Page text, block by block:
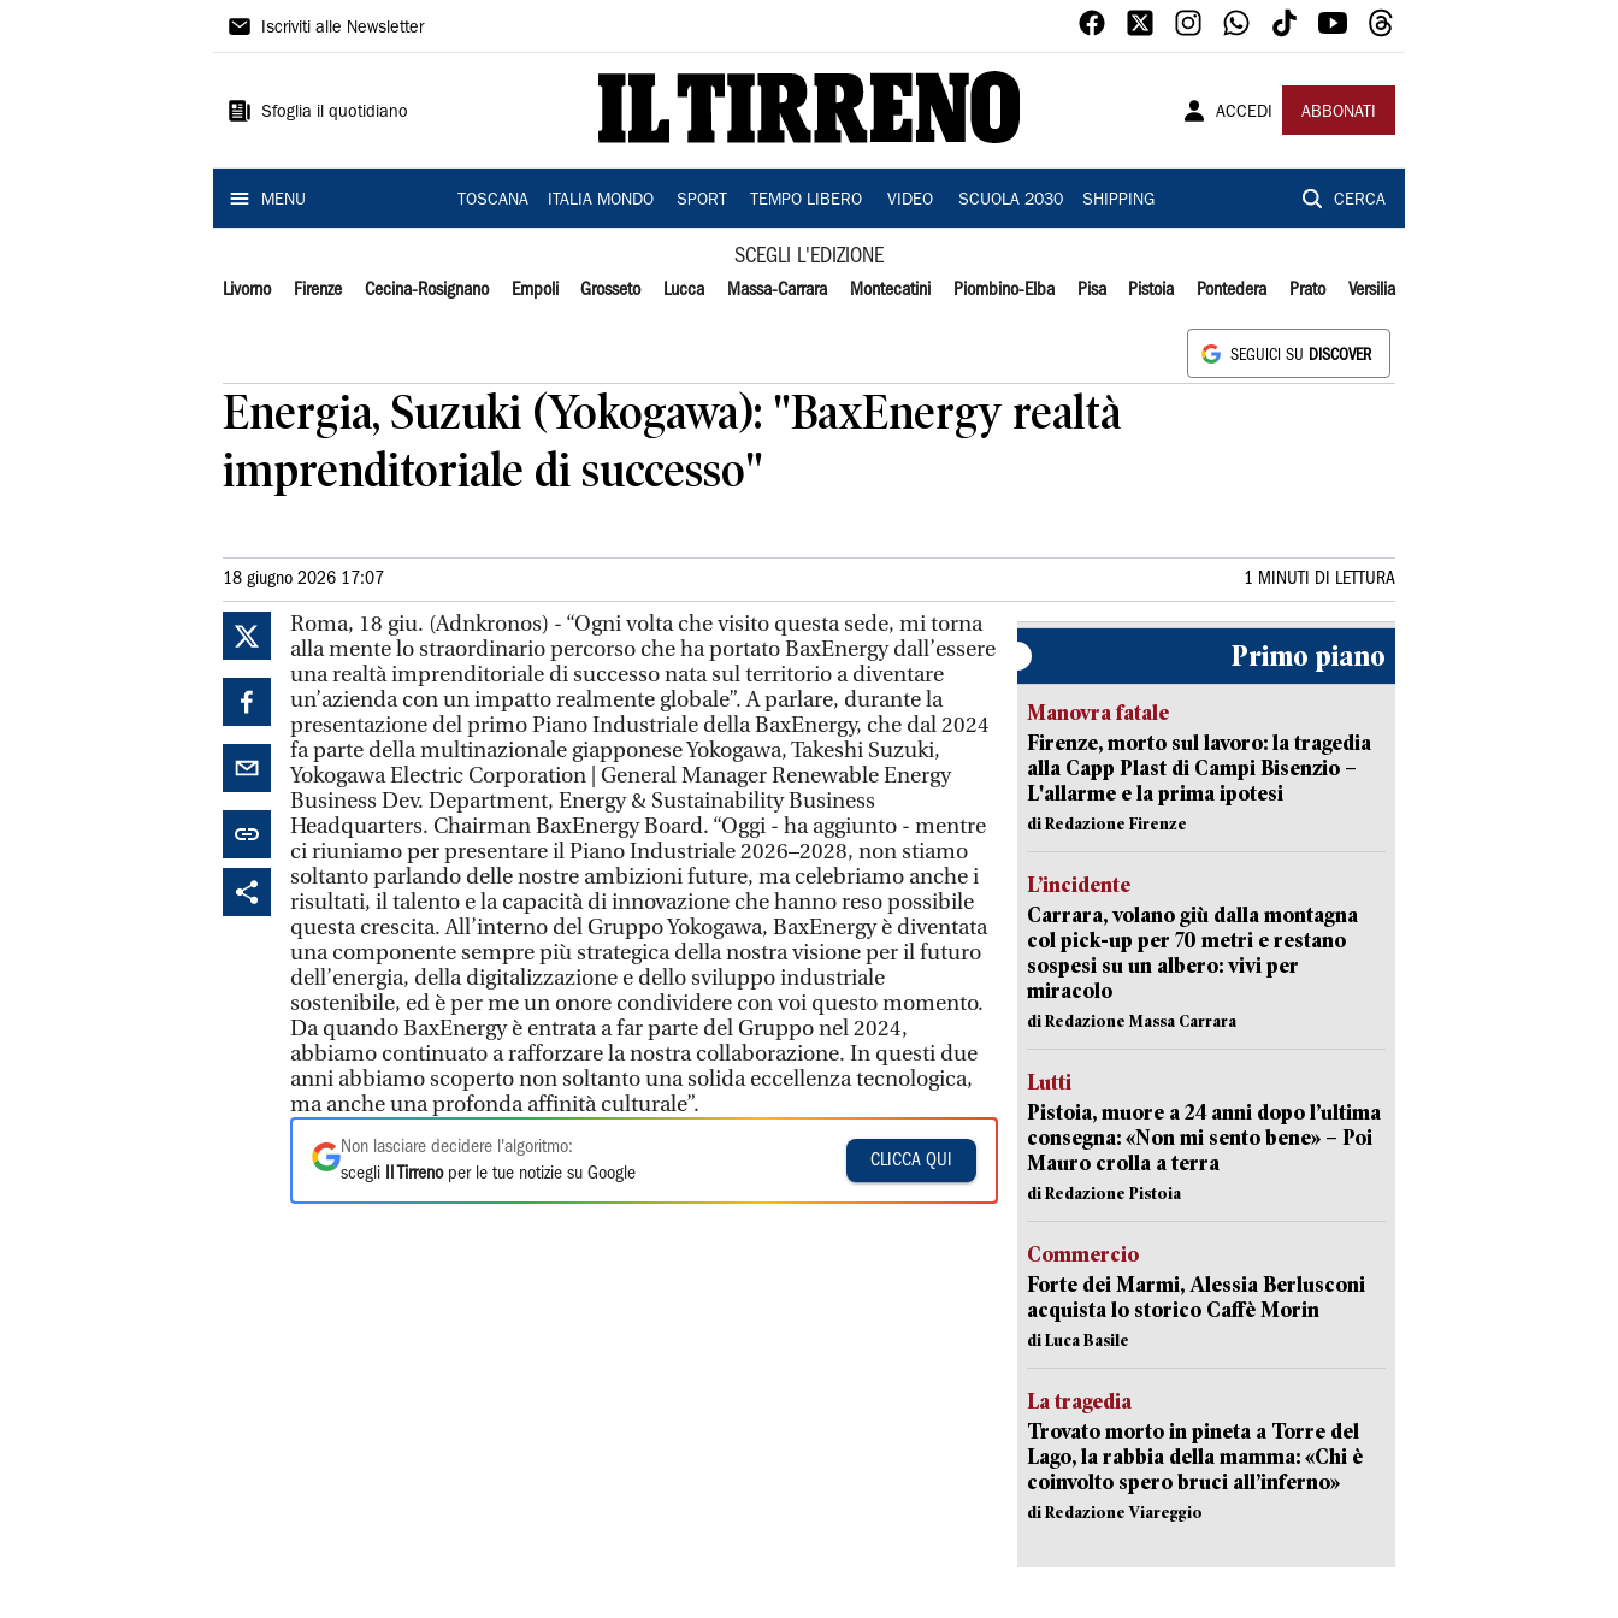
Il
Iscriviti alle Newsletter
Sfoglia il quotidiano ACCEDI ABBONATI
MENU TOSCANA ITALIA MONDO SPORT TEMPO LIBERO VIDEO SCUOLA 2030 SHIPPING CERCA
SCEGLI L'EDIZIONE
Livorno Firenze Cecina-Rosignano Empoli Grosseto Lucca Massa-Carrara Montecatini Piombino-Elba Pisa Pistoia Pontedera Prato Versilia
SEGUICI SU DISCOVER
Energia, Suzuki (Yokogawa): "BaxEnergy realtà
imprenditoriale di successo"
18 giugno 2026 17:07 1 MINUTI DI LETTURA
Roma, 18 giu. (Adnkronos) - “Ogni volta che visito questa sede, mi torna
alla mente lo straordinario percorso che ha portato BaxEnergy dall’essere
una realtà imprenditoriale di successo nata sul territorio a diventare
un’azienda con un impatto realmente globale”. A parlare, durante la
presentazione del primo Piano Industriale della BaxEnergy, che dal 2024
fa parte della multinazionale giapponese Yokogawa, Takeshi Suzuki,
Yokogawa Electric Corporation | General Manager Renewable Energy
Business Dev. Department, Energy & Sustainability Business
Headquarters. Chairman BaxEnergy Board. “Oggi - ha aggiunto - mentre
ci riuniamo per presentare il Piano Industriale 2026–2028, non stiamo
soltanto parlando delle nostre ambizioni future, ma celebriamo anche i
risultati, il talento e la capacità di innovazione che hanno reso possibile
questa crescita. All’interno del Gruppo Yokogawa, BaxEnergy è diventata
una componente sempre più strategica della nostra visione per il futuro
dell’energia, della digitalizzazione e dello sviluppo industriale
sostenibile, ed è per me un onore condividere con voi questo momento.
Da quando BaxEnergy è entrata a far parte del Gruppo nel 2024,
abbiamo continuato a rafforzare la nostra collaborazione. In questi due
anni abbiamo scoperto non soltanto una solida eccellenza tecnologica,
ma anche una profonda affinità culturale”.
Non lasciare decidere l'algoritmo:
scegli
Il Tirrenoper le tue notizie su Google
CLICCA QUI
Primo piano
Manovra fatale
Firenze, morto sul lavoro: la tragedia
alla Capp Plast di Campi Bisenzio –
L'allarme e la prima ipotesi
di Redazione Firenze
L’incidente
Carrara, volano giù dalla montagna
col pick-up per 70 metri e restano
sospesi su un albero: vivi per
miracolo
di Redazione Massa Carrara
Lutti
Pistoia, muore a 24 anni dopo l’ultima
consegna: «Non mi sento bene» – Poi
Mauro crolla a terra
di Redazione Pistoia
Commercio
Forte dei Marmi, Alessia Berlusconi
acquista lo storico Caffè Morin
di Luca Basile
La tragedia
Trovato morto in pineta a Torre del
Lago, la rabbia della mamma: «Chi è
coinvolto spero bruci all’inferno»
di Redazione Viareggio